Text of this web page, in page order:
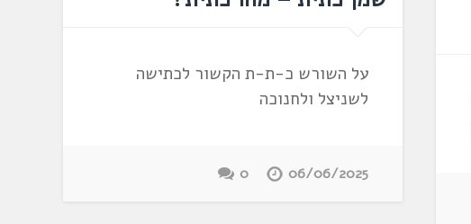
על השורש כ-ת-ת הקשור לכתישה
לשניצל ולחנוכה
06/06/2025
0